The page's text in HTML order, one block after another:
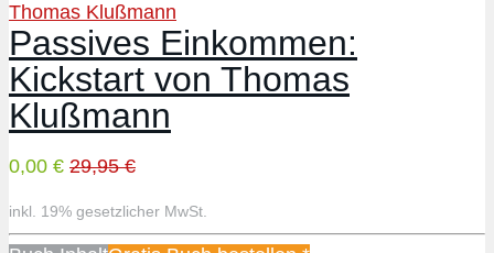
Thomas Klußmann
Passives Einkommen:
Kickstart von Thomas
Klußmann
0,00 € 29,95 €
inkl. 19% gesetzlicher MwSt.